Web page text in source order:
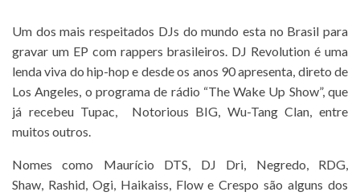
Um dos mais respeitados DJs do mundo esta no Brasil para
gravar um EP com rappers brasileiros. DJ Revolution é uma
lenda viva do hip-hop e desde os anos 90 apresenta, direto de
Los Angeles, o programa de rádio “The Wake Up Show”, que
já recebeu Tupac, Notorious BIG, Wu-Tang Clan, entre
muitos outros.
Nomes como Maurício DTS, DJ Dri, Negredo, RDG,
Shaw, Rashid, Ogi, Haikaiss, Flow e Crespo são alguns dos